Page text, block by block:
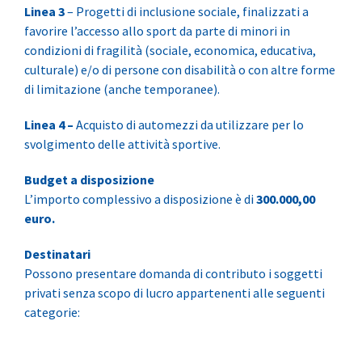
Linea 3– Progetti di inclusione sociale, finalizzati a
favorire l’accesso allo sport da parte di minori in
condizioni di fragilità (sociale, economica, educativa,
culturale) e/o di persone con disabilità o con altre forme
di limitazione (anche temporanee).
Linea 4 – Acquisto di automezzi da utilizzare per lo
svolgimento delle attività sportive.
Budget a disposizione
L’importo complessivo a disposizione è di300.000,00
euro.
Destinatari
Possono presentare domanda di contributo i soggetti
privati senza scopo di lucro appartenenti alle seguenti
categorie: